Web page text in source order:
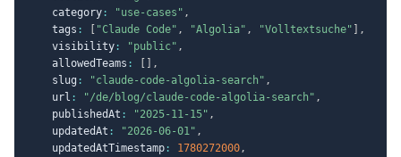
    category
: "use-cases" ,
    tags
: "Claude Code" , "Algolia" , "Volltextsuche"
,
    visibility
: "public" ,
    allowedTeams
:
,
    slug
: "claude-code-algolia-search" ,
    url
: "/de/blog/claude-code-algolia-search" ,
    publishedAt
: "2025-11-15" ,
    updatedAt
: "2026-06-01" ,
    updatedAtTimestamp
: 1780272000,